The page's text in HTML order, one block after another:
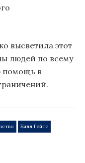
высветила этот
людей по всему
помощь в
Билл Гейтс